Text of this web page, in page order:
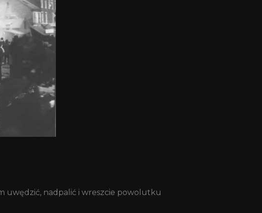
uwędzić, nadpalić i wreszcie powolutku